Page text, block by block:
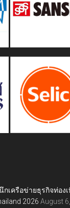
เครือข่ายธุรกิจท่อง
2026 August